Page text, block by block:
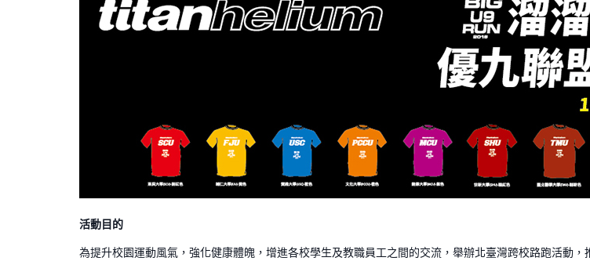
活動目的
為提升校園運動風氣，強化健康體魄，增進各校學生及教職員工之間的交流，舉辦北臺灣跨校路跑活動